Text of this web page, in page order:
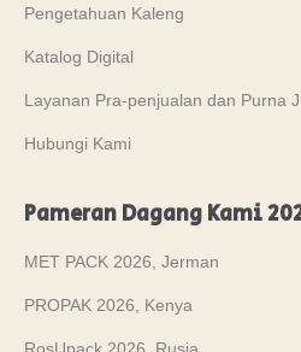
Pengetahuan Kaleng
Katalog Digital
Layanan Pra-penjualan dan Purna
Hubungi Kami
Pameran Dagang Kami
MET PACK 2026, Jerman
PROPAK 2026, Kenya
RosUpack 2026, Rusia